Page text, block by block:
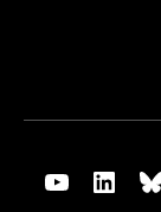
LinkedIn
YouTube